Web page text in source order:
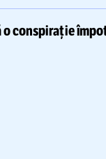
o conspirație